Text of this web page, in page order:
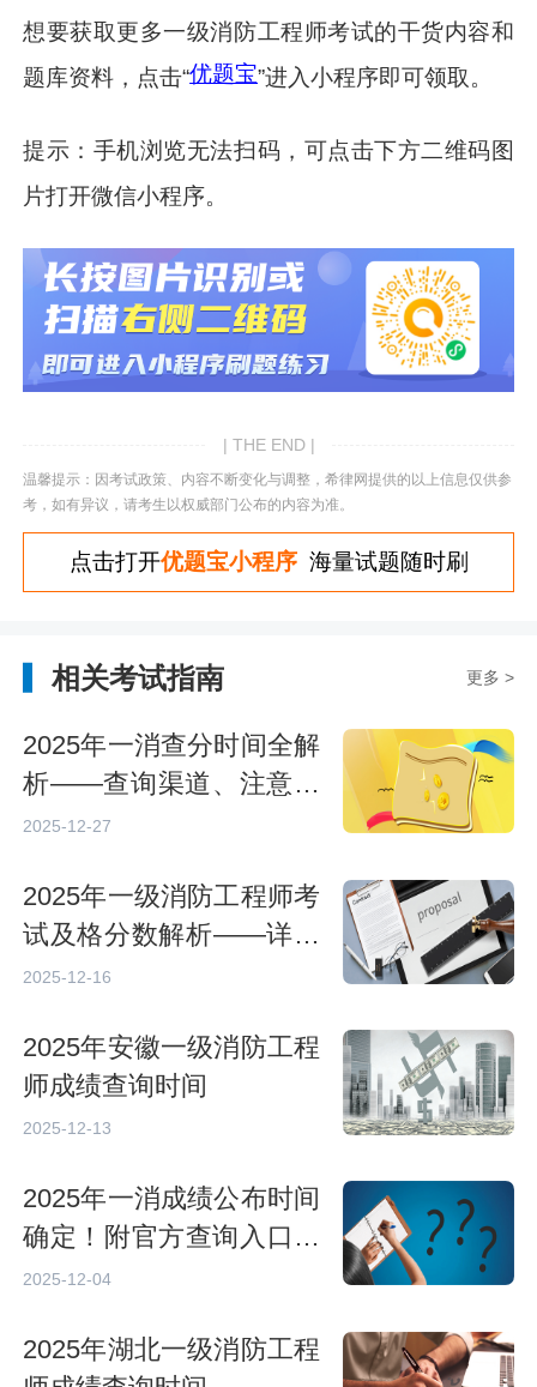
想要获取更多一级消防工程师考试的干货内容和
题库资料，点击“优题宝”进入小程序即可领取。
提示：手机浏览无法扫码，可点击下方二维码图
片打开微信小程序。
| THE END |
温馨提示：因考试政策、内容不断变化与调整，希律网提供的以上信息仅供参
考，如有异议，请考生以权威部门公布的内容为准。
点击打开优题宝小程序海量试题随时刷
相关考试指南 更多 >
2025年一消查分时间全解
析——查询渠道、注意事
项与备考建议
2025-12-27
2025年一级消防工程师考
试及格分数解析——详细
了解合格标准与备考要点
2025-12-16
2025年安徽一级消防工程
师成绩查询时间
2025-12-13
2025年一消成绩公布时间
确定！附官方查询入口与
证书领取全指南
2025-12-04
2025年湖北一级消防工程